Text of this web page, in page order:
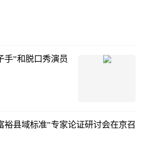
手”和脱口秀演员
裕县域标准”专家论证研讨会在京召